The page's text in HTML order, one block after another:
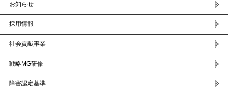
お知らせ
採用情報
社会貢献事業
戦略MG研修
障害認定基準